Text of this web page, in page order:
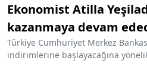
Ekonomist Atilla
kazanmaya devam
Türkiye Cumhuriyet Merkez
indirimlerine başlayacağına